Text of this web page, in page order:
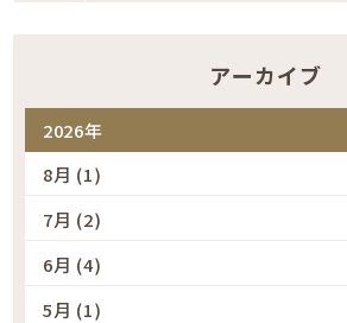
アーカイブ
2026年
8月 (1)
7月 (2)
6月 (4)
5月 (1)